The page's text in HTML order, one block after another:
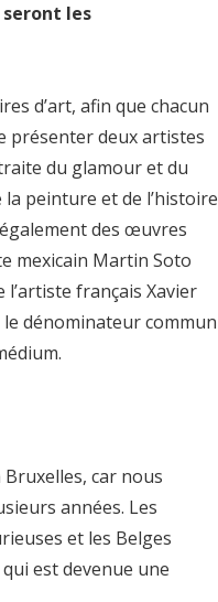
les
d’art, afin que chacun
présenter deux artistes
du glamour et du
peinture et de l’histoire
des œuvres
mexicain Martin Soto
français Xavier
dénominateur commun
car nous
années. Les
et les Belges
est devenue une